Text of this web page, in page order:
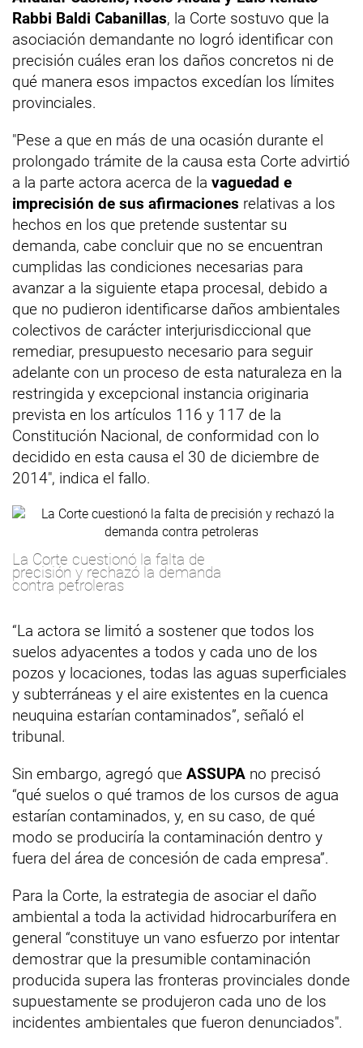
Rabbi Baldi Cabanillas, la Corte sostuvo que la
asociación demandante no logró identificar con
precisión cuáles eran los daños concretos ni de
qué manera esos impactos excedían los límites
provinciales.
"Pese a que en más de una ocasión durante el
prolongado trámite de la causa esta Corte advirtió
a la parte actora acerca de la vaguedad e
imprecisión de sus afirmaciones relativas a los
hechos en los que pretende sustentar su
demanda, cabe concluir que no se encuentran
cumplidas las condiciones necesarias para
avanzar a la siguiente etapa procesal, debido a
que no pudieron identificarse daños ambientales
colectivos de carácter interjurisdiccional que
remediar, presupuesto necesario para seguir
adelante con un proceso de esta naturaleza en la
restringida y excepcional instancia originaria
prevista en los artículos 116 y 117 de la
Constitución Nacional, de conformidad con lo
decidido en esta causa el 30 de diciembre de
2014", indica el fallo.
La Corte cuestionó la falta de
precisión y rechazó la demanda
contra petroleras
“La actora se limitó a sostener que todos los
suelos adyacentes a todos y cada uno de los
pozos y locaciones, todas las aguas superficiales
y subterráneas y el aire existentes en la cuenca
neuquina estarían contaminados”, señaló el
tribunal.
Sin embargo, agregó que ASSUPA no precisó
“qué suelos o qué tramos de los cursos de agua
estarían contaminados, y, en su caso, de qué
modo se produciría la contaminación dentro y
fuera del área de concesión de cada empresa”.
Para la Corte, la estrategia de asociar el daño
ambiental a toda la actividad hidrocarburífera en
general “constituye un vano esfuerzo por intentar
demostrar que la presumible contaminación
producida supera las fronteras provinciales donde
supuestamente se produjeron cada uno de los
incidentes ambientales que fueron denunciados".